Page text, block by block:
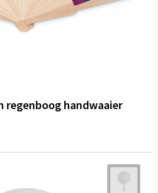
regenboog handwaaier